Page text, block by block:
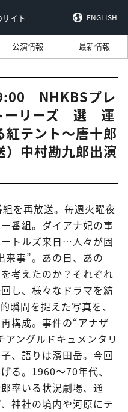
イト ENGLISH
公演情報 最新情報
NHKBSプレ
ーリーズ 選 運
テント～唐十郎
）中村勘九郎出演
を再放送。毎週火曜夜
番組。ダイアナ妃の事
トルズ来日…人々が固
来事”。あの日、あの
考えたのか？それぞれ
し、様々なドラマを紡
瞬間を捉えた写真を、
構成。事件の“アナザ
ングルドキュメンタリ
、語りは濱田岳。今回
る。1960～70年代、
率いる状況劇場、通
神社の境内や河原にテ